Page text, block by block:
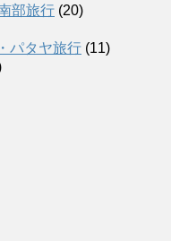
部旅行 (20)
パタヤ旅行 (11)